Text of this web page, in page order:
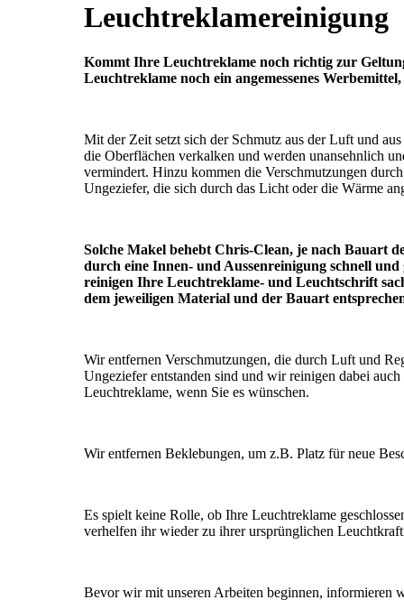
Leuchtreklamereinigung
Kommt Ihre Leuchtreklame noch richtig zur
Leuchtreklame noch ein angemessenes
Mit der Zeit setzt sich der Schmutz aus der Luft und aus
die Oberflächen verkalken und werden unansehnlich
vermindert. Hinzu kommen die Verschmutzungen
Ungeziefer, die sich durch das Licht oder die Wärme
Solche Makel behebt Chris-Clean, je nach Bauart
durch eine Innen- und Aussenreinigung schnell
reinigen Ihre Leuchtreklame- und Leuchtschrift
dem jeweiligen Material und der Bauart
Wir entfernen Verschmutzungen, die durch Luft und
Ungeziefer entstanden sind und wir reinigen dabei
Leuchtreklame, wenn Sie es wünschen.
Wir entfernen Beklebungen, um z.B. Platz für neue
Es spielt keine Rolle, ob Ihre Leuchtreklame
verhelfen ihr wieder zu ihrer ursprünglichen
Bevor wir mit unseren Arbeiten beginnen, informieren